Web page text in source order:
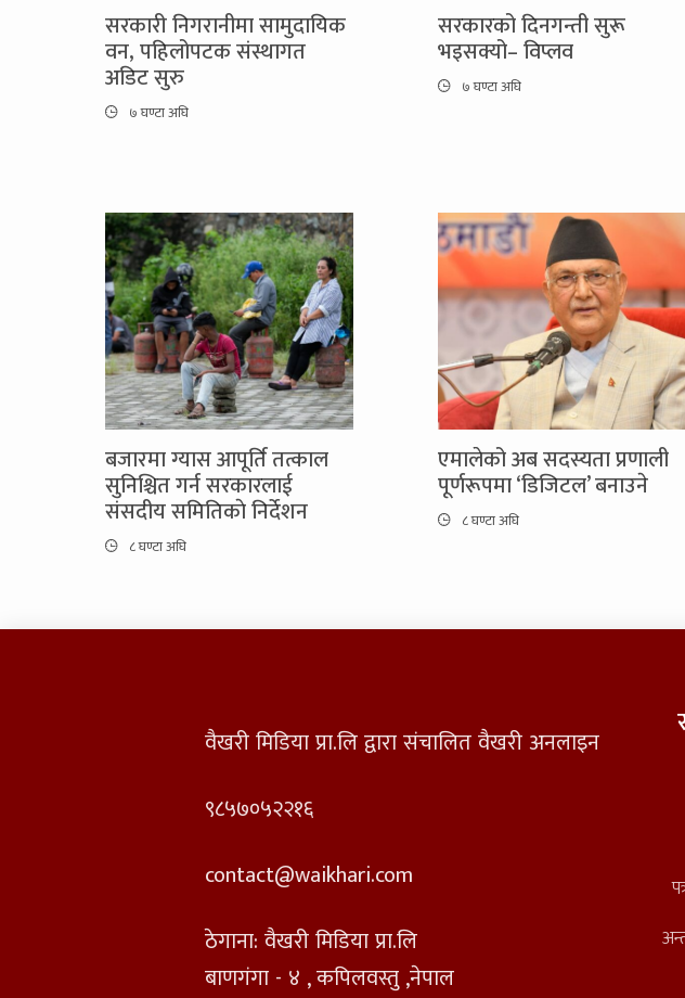
सरकारी निगरानीमा सामुदायिक
वन, पहिलोपटक संस्थागत
अडिट सुरु
७ घण्टा अघि
सरकारको दिनगन्ती सुरू
भइसक्यो– विप्लव
७ घण्टा अघि
बजारमा ग्यास आपूर्ति तत्काल
सुनिश्चित गर्न सरकारलाई
संसदीय समितिकाे निर्देशन
८ घण्टा अघि
एमालेको अब सदस्यता प्रणाली
पूर्णरूपमा ‘डिजिटल’ बनाउने
८ घण्टा अघि
वैखरी मिडिया प्रा.लि द्वारा संचालित वैखरी अनलाइन
९८५७०५२२१६
contact@waikhari.com
ठेगाना: वैखरी मिडिया प्रा.लि
बाणगंगा - ४ , कपिलवस्तु ,नेपाल